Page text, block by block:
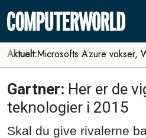
Aktuelt:Microsofts Azure vokser,
Gartner: Her er de
teknologier i 2015
Skal du give rivalerne